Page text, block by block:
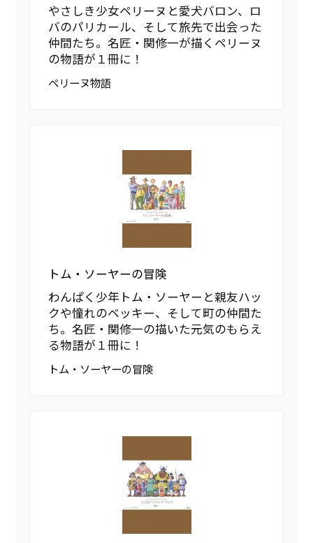
やさしき少女ペリーヌと愛犬バロン、ロ
バのパリカール、そして旅先で出会った
仲間たち。名匠・関修一が描くペリーヌ
の物語が１冊に！
ペリーヌ物語
トム・ソーヤーの冒険
わんぱく少年トム・ソーヤーと親友ハッ
クや憧れのベッキー、そして町の仲間た
ち。名匠・関修一の描いた元気のもらえ
る物語が１冊に！
トム・ソーヤーの冒険